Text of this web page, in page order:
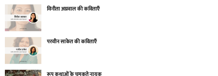
विनीता अग्रवाल की कविताएँ
परवीन साकेत की कविताएँ